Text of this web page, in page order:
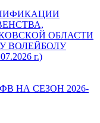
ОБЛАСТИ
ВОЛЕЙБОЛУ
г.)
НА СЕЗОН 2026-